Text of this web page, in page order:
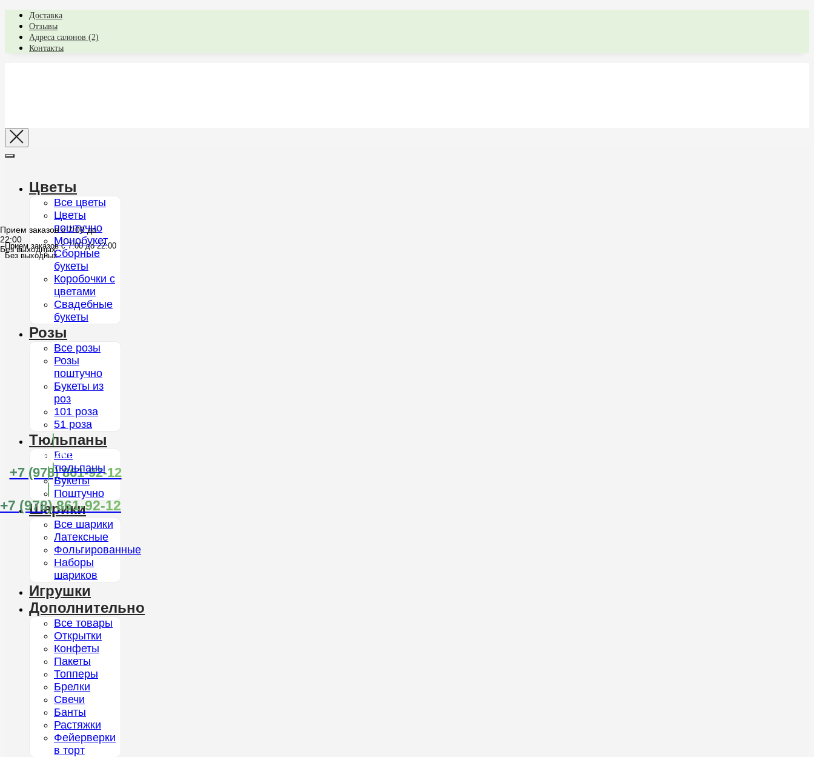
Доставка
Отзывы
Адреса салонов (2)
Контакты
Прием заказов с 7:00 до 22:00
Без выходных
Каталог
+7 (978) 861-92-12
Прием заказов с 7:00 до
22:00
Без выходных
+7 (978) 861-92-12
Цветы
Все цветы
Цветы
поштучно
Монобукет
Сборные
букеты
Коробочки с
цветами
Свадебные
букеты
Розы
Все розы
Розы
поштучно
Букеты из
роз
101 роза
51 роза
Тюльпаны
Все
тюльпаны
Букеты
Поштучно
Шарики
Все шарики
Латексные
Фольгированные
Наборы
шариков
Игрушки
Дополнительно
Все товары
Открытки
Конфеты
Пакеты
Топперы
Брелки
Свечи
Банты
Растяжки
Фейерверки
в торт